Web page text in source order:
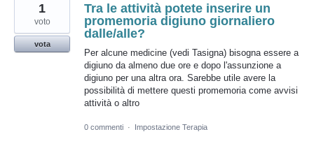
Tra le attività potete inserire un
promemoria digiuno giornaliero
dalle/alle?
Per alcune medicine (vedi Tasigna) bisogna essere a
digiuno da almeno due ore e dopo l'assunzione a
digiuno per una altra ora. Sarebbe utile avere la
possibilità di mettere questi promemoria come avvisi
attività o altro
1
voto
vota
0 commenti · Impostazione Terapia